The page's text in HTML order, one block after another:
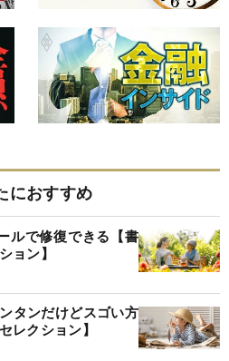
におすすめ
ルで修復できる【書
ョン】
タンだけどスゴい方
レクション】